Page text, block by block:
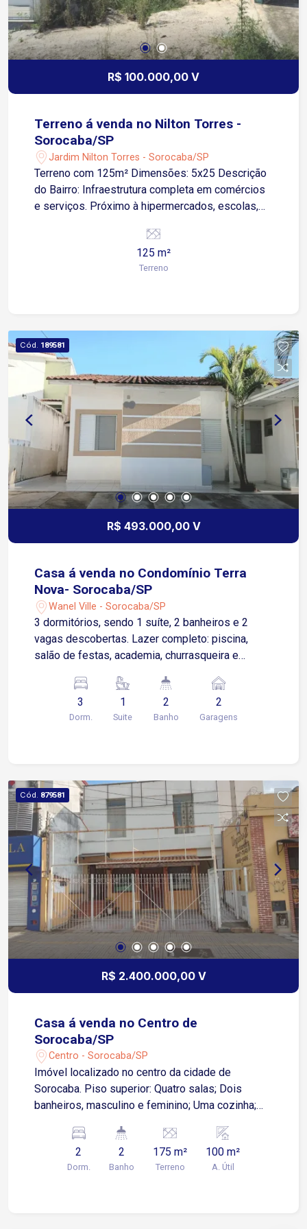
comerciais que necessitam de área operacional
integrada ao setor administrativo. Agende sua
visita e conheça o espaço ideal para o
crescimento da sua empresa!
R$ 100.000,00 V
Terreno á venda no Nilton Torres -
Sorocaba/SP
Jardim Nilton Torres - Sorocaba/SP
Terreno com 125m² Dimensões: 5x25 Descrição
do Bairro: Infraestrutura completa em comércios
e serviços. Próximo à hipermercados, escolas,
125 m²
Terreno
Cód. 189581
R$ 493.000,00 V
Casa á venda no Condomínio Terra
Nova- Sorocaba/SP
Wanel Ville - Sorocaba/SP
3 dormitórios, sendo 1 suíte, 2 banheiros e 2
vagas descobertas. Lazer completo: piscina,
salão de festas, academia, churrasqueira e
excelente localização, conta com comércios
locais, postos de gasolina, farmácia e acesso à
Rodovia Raposo Tavares.
3
Dorm.
1
Suite
2
Banho
2
Garagens
Cód. 879581
R$ 2.400.000,00 V
Casa á venda no Centro de
Sorocaba/SP
Centro - Sorocaba/SP
Imóvel localizado no centro da cidade de
Sorocaba. Piso superior: Quatro salas; Dois
banheiros, masculino e feminino; Uma cozinha;
Garagem para dois veículos; Um quarto; Uma
salão; Uma cozinha; Um banheiro; Um quintal.
2
Dorm.
2
Banho
175 m²
Terreno
100 m²
A. Útil